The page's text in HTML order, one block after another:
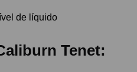
de líquido
Tenet: